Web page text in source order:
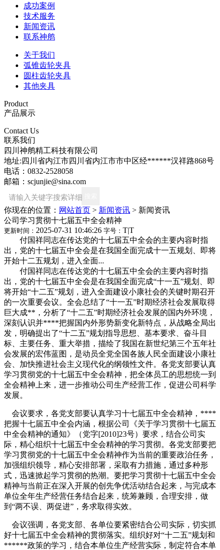
成功案例
技术服务
新闻资讯
联系神鸼
关于我们
弧锥齿轮夹具
圆柱齿轮夹具
其他夹具
Product
产品展示
Contact Us
联系我们
四川神鸼精工科技有限公司
地址:四川省内江市四川省内江市市中区经******汉祥路868号
电话：0832-2528058
邮箱：scjunjie@sina.com
你现在的位置： 网站首页 > 新闻资讯 > 新闻资讯
公司学习贯彻十七届五中全会精神
更新时间： 2025-07-31 10:46:26 字号： T|T
付国祥同志在传达党的十七届五中全会的主要内容时指
出，党的十七届五中全会是在我国全面完成十一五规划、即将
开始十二五规划，进入全面...
付国祥同志在传达党的十七届五中全会的主要内容时指
出，党的十七届五中全会是在我国全面完成“十一五”规划、即
将开始“十二五”规划，进入全面建设小康社会的关键时期召开
的一次重要会议。全会总结了“十一五”时期经济社会发展取得
巨大成**，分析了“十二五”时期经济社会发展的国内外环境，
深刻认识并****把握国内外形势新变化新特点，从战略全局出
发，明确提出了“十二五”规划指导思想、基本要求、奋斗目
标、主要任务、重大举措，描绘了我国在新世纪第三个五年社
会发展的宏伟蓝图，是动员全党全国各族人民全面建设小康社
会、加快推进社会主义现代化的纲领性文件。各党支部要认真
学习贯彻党的十七届五中全会精神，把全体员工的思想统一到
全会精神上来，进一步推动公司生产经营工作，促进公司科学
发展。
会议要求，各党支部要认真学习十七届五中全会精神，****
把握十七届五中全会内涵，根据公司《关于学习贯彻十七届五
中全会精神的通知》（党字[2010]23号）要求，结合公司实
际，精心组织十七届五中全会精神的学习贯彻。各党支部要把
学习贯彻党的十七届五中全会精神作为当前的重要政治任务，
加强组织领导，精心安排部署，采取有力措施，通过多种形
式，迅速掀起学习贯彻的热潮。要把学习贯彻十七届五中全会
精神与当前正在深入开展的创先争优活动结合起来，与完成本
单位全年生产经营任务结合起来，统筹兼顾，合理安排，做
到“两不误、两促进”，务求取得实效。
会议强调，各党支部、各单位要紧密结合公司实际，切实抓
好十七届五中全会精神的贯彻落实。组织好对“十二五”规划和
******政策的学习，结合本单位生产经营实际，制定符合本单